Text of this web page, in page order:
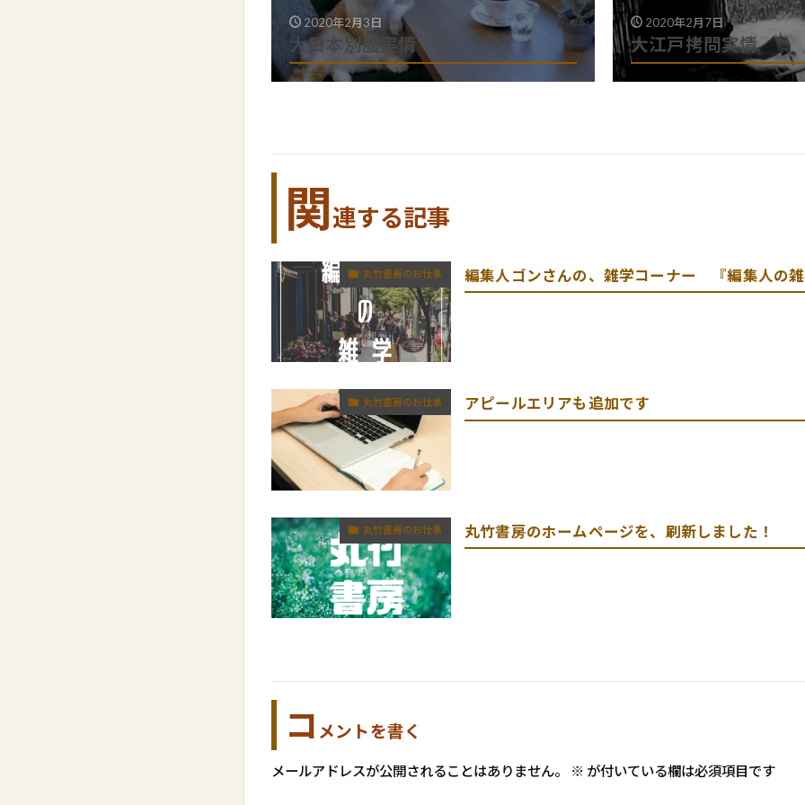
2020年2月3日
大日本別腹実情
2020年2月7日
大江戸拷問実情
関 連する記事
丸竹書房のお仕事 編集人ゴンさんの、雑学コーナー 『編集人の
丸竹書房のお仕事 アピールエリアも追加です
丸竹書房のお仕事 丸竹書房のホームページを、刷新しました！
コ メントを書く
メールアドレスが公開されることはありません。 ※ が付いている欄は必須項目です